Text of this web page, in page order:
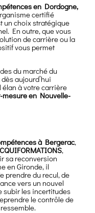
en Dordogne,
certifié
un choix stratégique
En outre, que vous
de carrière ou la
vous permet
du marché du
aujourd’hui
à votre carrière
mesure en Nouvelle-
à Bergerac,
,
sa reconversion
en Gironde, il
prendre du recul, de
vers un nouvel
subir les incertitudes
le contrôle de